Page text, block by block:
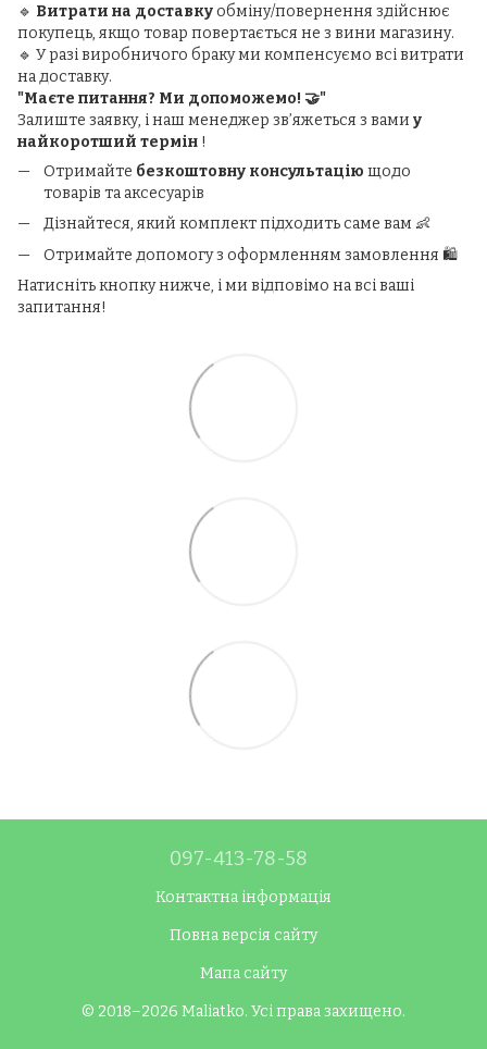
🔹 Витрати на доставкуобміну/повернення здійснює
покупець, якщо товар повертається не з вини магазину.
🔹 У разі виробничого браку ми компенсуємо всі витрати
на доставку.
"Маєте питання? Ми допоможемо! 🤝"
Залиште заявку, і наш менеджер зв’яжеться з вами у
найкоротший термін !
Отримайте безкоштовну консультацію щодо
товарів та аксесуарів
Дізнайтеся, який комплект підходить саме вам 👶
Отримайте допомогу з оформленням замовлення 🛍️
Натисніть кнопку нижче, і ми відповімо на всі ваші
запитання!
097-413-78-58
Контактна інформація
Повна версія сайту
Мапа сайту
© 2018–2026 Maliatko. Усі права захищено.